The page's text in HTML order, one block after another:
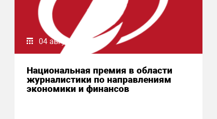
04 августа 2026
Национальная премия в области
журналистики по направлениям
экономики и финансов